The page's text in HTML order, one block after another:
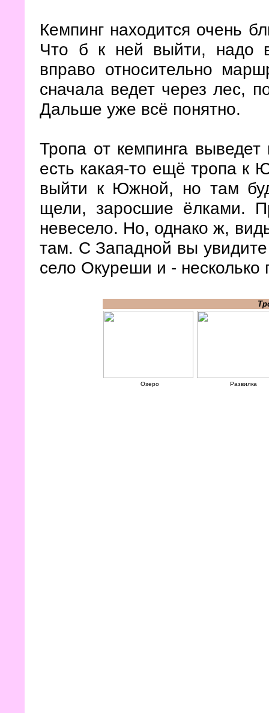
Кемпинг находится очень
Что б к ней выйти, надо
вправо относительно
сначала ведет через лес,
Дальше уже всё понятно.
Тропа от кемпинга
есть какая-то ещё тропа к
выйти к Южной, но там
щели, заросшие ёлками.
невесело. Но, однако ж,
там. С Западной вы
село Окуреши и -
Озеро Развилка